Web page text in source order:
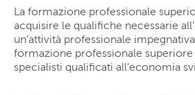
La formazione professionale
acquisire le qualifiche necessarie
un’attività professionale
formazione professionale superiore
specialisti qualificati all’economia